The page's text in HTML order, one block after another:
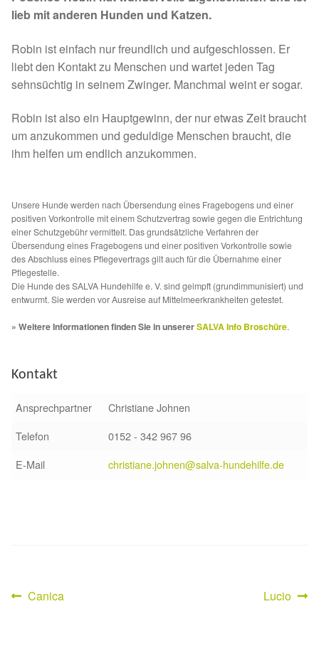
Januar bis Juni 2024
Spenden 2023
Juli bis Dezember 2023
Januar bis Juni 2023
Spenden 2022
Januar bis Juni 2022
Spenden 2021
Juli bis Dezember 2021
Tierschutz
Schutzgebühr
lieb mit anderen Hunden und Katzen.
Robin ist einfach nur freundlich und aufgeschlossen. Er
liebt den Kontakt zu Menschen und wartet jeden Tag
sehnsüchtig in seinem Zwinger. Manchmal weint er sogar.
Robin ist also ein Hauptgewinn, der nur etwas Zeit braucht
um anzukommen und geduldige Menschen braucht, die
ihm helfen um endlich anzukommen.
Unsere Hunde werden nach Übersendung eines Fragebogens und einer
positiven Vorkontrolle mit einem Schutzvertrag sowie gegen die Entrichtung
einer Schutzgebühr vermittelt. Das grundsätzliche Verfahren der
Übersendung eines Fragebogens und einer positiven Vorkontrolle sowie
des Abschluss eines Pflegevertrags gilt auch für die Übernahme einer
Pflegestelle.
Die Hunde des SALVA Hundehilfe e. V. sind geimpft (grundimmunisiert) und
entwurmt. Sie werden vor Ausreise auf Mittelmeerkrankheiten getestet.
» Weitere Informationen finden Sie in unsererSALVA Info Broschüre.
Kontakt
Ansprechpartner
Christiane Johnen
Telefon
0152 - 342 967 96
E-Mail
christiane.johnen@salva-hundehilfe.de
Beitragsnavigation
Vorheriger
Canica
Nächster
Lucio